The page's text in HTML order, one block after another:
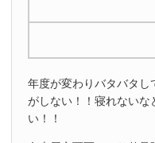
年度が変わりバタバタ
がしない！！寝れないな
い！！